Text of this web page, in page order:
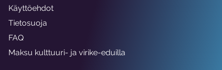
Käyttöehdot
Tietosuoja
FAQ
Maksu kulttuuri- ja virike-eduilla